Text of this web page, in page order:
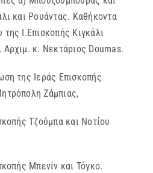
και Ρουάντας. Καθήκοντα
Ι.Επισκοπής Κιγκάλι
Αρχιμ. κ. Νεκτάριος Doumas.
της Ιεράς Επισκοπής
Ζάμπιας,
Τζούμπα και Νοτίου
Μπενίν και Τόγκο.